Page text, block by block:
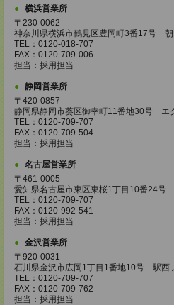
横浜営業所
〒230-0062
神奈川県横浜市鶴見区豊岡町3番17号
TEL：0120-018-707
FAX：0120-709-006
担当：採用担当
静岡営業所
〒420-0857
静岡県静岡市葵区御幸町11番地30号 エ
TEL：0120-709-707
FAX：0120-709-504
担当：採用担当
名古屋営業所
〒461-0005
愛知県名古屋市東区東桜1丁目10番24号
TEL：0120-709-707
FAX：0120-992-541
担当：採用担当
金沢営業所
〒920-0031
石川県金沢市広岡1丁目1番地10号 駅西
TEL：0120-709-707
FAX：0120-709-762
担当：採用担当